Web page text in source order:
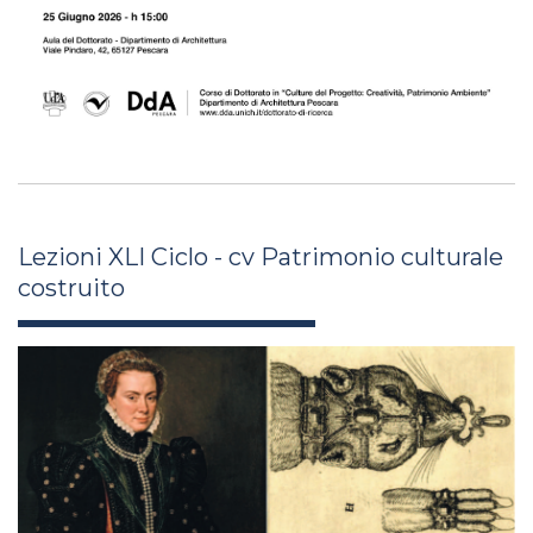
Lezioni XLI Ciclo - cv Patrimonio culturale
costruito
0001.jpg